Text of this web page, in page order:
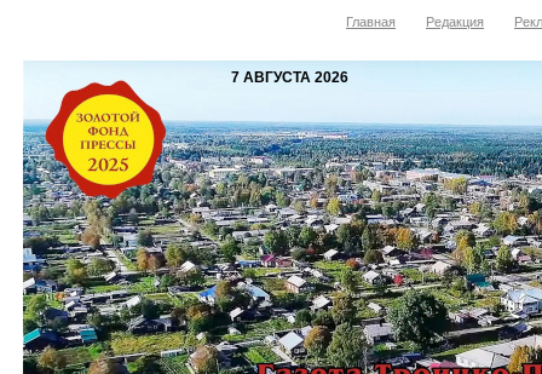
Главная Редакция
7 АВГУСТА 2026